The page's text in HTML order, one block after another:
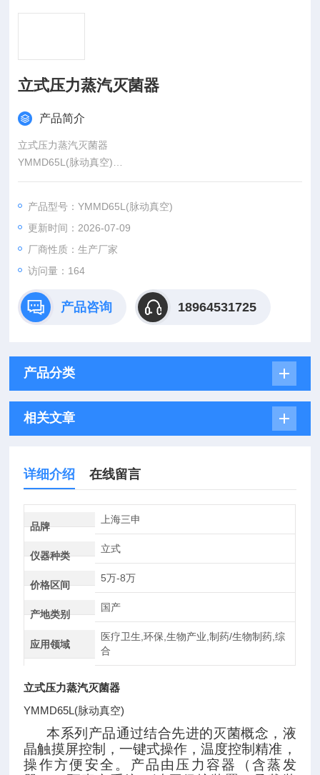
立式压力蒸汽灭菌器
产品简介
立式压力蒸汽灭菌器
YMMD65L(脉动真空)
本系列产品通过结合先进的灭菌概念，液晶触摸屏控制，一键式
器）、预真空系统、过压保护装置、承载装置、微电脑控制系统
（软件发布版本 V1.0）和灭菌记录输出存储装置等组成，
产品型号：YMMD65L(脉动真空)
更新时间：2026-07-09
厂商性质：生产厂家
访问量：164
产品咨询 18964531725
产品分类
相关文章
详细介绍 在线留言
品牌
上海三申
仪器种类
立式
价格区间
5万-8万
产地类别
国产
应用领域
医疗卫生,环保,生物产业,制药/生物制药,综
合
立式压力蒸汽灭菌器
YMMD65L(脉动真空)
本系列产品通过结合先进的灭菌概念，液
晶触摸屏控制，一键式操作，温度控制精准，
操作方便安全。产品由压力容器（含蒸发